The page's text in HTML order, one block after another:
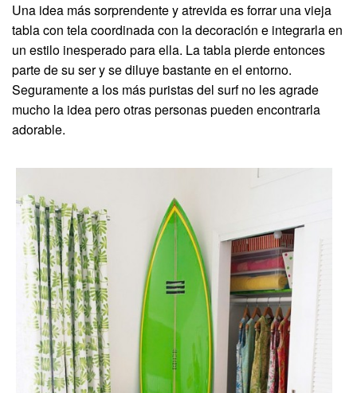
Una idea más sorprendente y atrevida es forrar una vieja
tabla con tela coordinada con la decoración e integrarla en
un estilo inesperado para ella. La tabla pierde entonces
parte de su ser y se diluye bastante en el entorno.
Seguramente a los más puristas del surf no les agrade
mucho la idea pero otras personas pueden encontrarla
adorable.